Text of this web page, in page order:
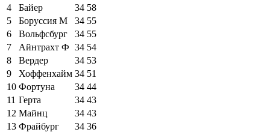
4
Байер 34 58
5
Боруссия М 34 55
6
Вольфсбург 34 55
7
Айнтрахт Ф 34 54
8
Вердер 34 53
9
Хоффенхайм 34 51
10 Фортуна 34 44
11 Герта 34 43
12 Майнц 34 43
13 Фрайбург 34 36